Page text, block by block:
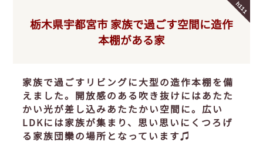
h111
栃木県宇都宮市家族で過ごす空間に造作
本棚がある家
家族で過ごすリビングに大型の造作本棚を備
えました。開放感のある吹き抜けにはあたた
かい光が差し込みあたたかい空間に。広い
LDKには家族が集まり、思い思いにくつろげ
る家族団欒の場所となっています♫